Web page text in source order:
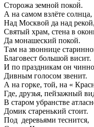
Сторожа земной покой.
А на самом взлёте солнца,
Над Москвой да над рекой,
Святый храм, стена в
Да монашеский покой.
Там на звоннице
Благовест большой висит.
И по праздникам он чинно
Дивным голосом звенит.
А на горке, той, на «
Где, друзья, пейзажный
В старом убранстве
Домик
Под деревьями теснится,